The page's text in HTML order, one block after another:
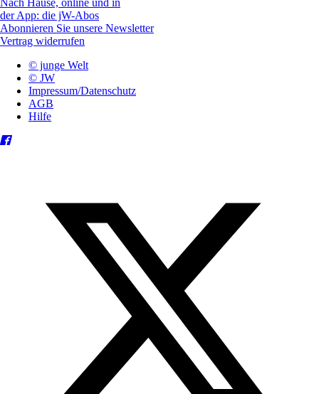
Nach Hause, online und in
der App: die jW-Abos
Abonnieren Sie unsere Newsletter
Vertrag widerrufen
© junge Welt
© JW
Impressum/Datenschutz
AGB
Hilfe